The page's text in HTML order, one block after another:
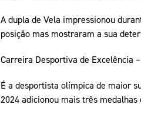
A dupla de Vela impressionou
posição mas mostraram a sua
Carreira Desportiva de Excelência
É a desportista olímpica de maior
2024 adicionou mais três